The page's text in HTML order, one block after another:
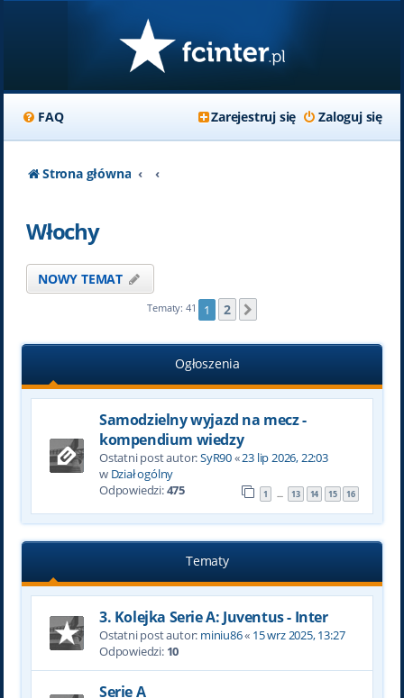
FAQ Zaloguj się
Zarejestruj się
Strona główna
Włochy
NOWY TEMAT
Tematy: 41 1 2
Ogłoszenia
Samodzielny wyjazd na mecz -
kompendium wiedzy
Ostatni post autor:SyR90«23 lip 2026, 22:03
w Dział ogólny
Odpowiedzi:475 1 … 13 14 15 16
Tematy
3. Kolejka Serie A: Juventus - Inter
Ostatni post autor: miniu86« 15 wrz 2025, 13:27
Odpowiedzi: 10
Serie A